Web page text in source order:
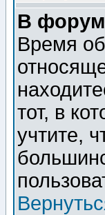
В
Время
тот, в
учтите,